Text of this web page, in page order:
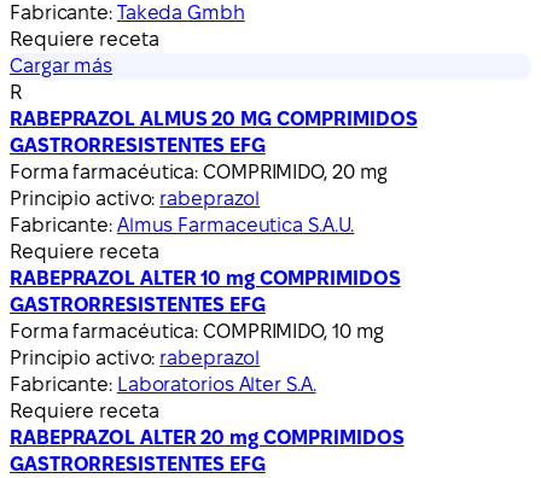
Fabricante: Takeda Gmbh
Requiere receta
Cargar más
R
RABEPRAZOL ALMUS 20 MG COMPRIMIDOS
GASTRORRESISTENTES EFG
Forma farmacéutica: COMPRIMIDO, 20 mg
Principio activo: rabeprazol
Fabricante: Almus Farmaceutica S.A.U.
Requiere receta
RABEPRAZOL ALTER 10 mg COMPRIMIDOS
GASTRORRESISTENTES EFG
Forma farmacéutica: COMPRIMIDO, 10 mg
Principio activo: rabeprazol
Fabricante: Laboratorios Alter S.A.
Requiere receta
RABEPRAZOL ALTER 20 mg COMPRIMIDOS
GASTRORRESISTENTES EFG